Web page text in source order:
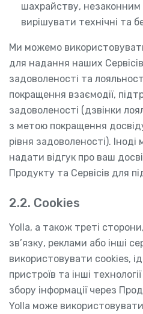
шахрайству, незаконним
вирішувати технічні та
Ми можемо
для надання наших
задоволеності та
покращення взаємодії,
задоволеності (дзвінки
з метою покращення
рівня задоволеності).
надати відгук про ваш
Продукту та Сервісів для
2.2. Cookies
Yolla, а також треті
зв’язку, реклами або інші
використовувати cookies,
пристроїв та інші
збору інформації через
Yolla може